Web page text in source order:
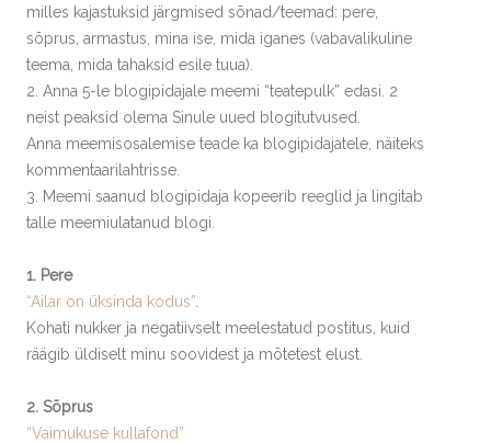
milles kajastuksid järgmised sõnad/teemad: pere,
sõprus, armastus, mina ise, mida iganes (vabavalikuline
teema, mida tahaksid esile tuua).
2. Anna 5-le blogipidajale meemi “teatepulk” edasi. 2
neist peaksid olema Sinule uued blogitutvused.
Anna meemisosalemise teade ka blogipidajatele, näiteks
kommentaarilahtrisse.
3. Meemi saanud blogipidaja kopeerib reeglid ja lingitab
talle meemiulatanud blogi.
1. Pere
“Ailar on üksinda kodus”
Kohati nukker ja negatiivselt meelestatud postitus, kuid
räägib üldiselt minu soovidest ja mõtetest elust.
2. Sõprus
“Vaimukuse kullafond”